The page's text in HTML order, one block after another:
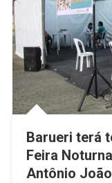
Barueri terá
Feira
Antônio João